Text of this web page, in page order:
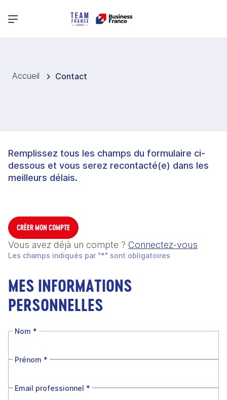
Menu principal
Accueil Contact
Remplissez tous les champs du formulaire ci-
dessous et vous serez recontacté(e) dans les
meilleurs délais.
CRÉER MON COMPTE
Vous avez déjà un compte ? Connectez-vous
Les champs indiqués par "*" sont obligatoires
MES INFORMATIONS
PERSONNELLES
Nom *
Prénom *
Email professionnel *